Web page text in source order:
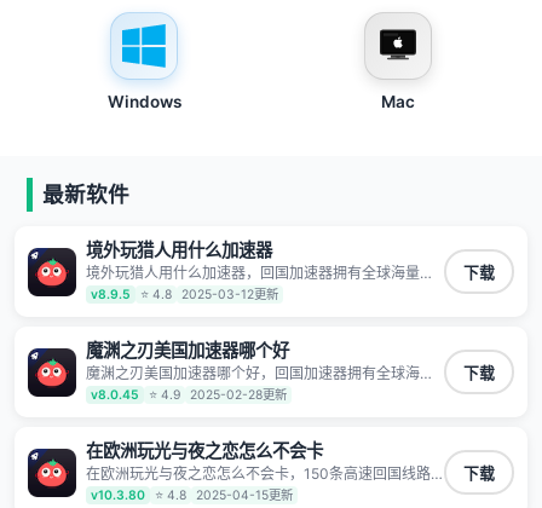
Windows Mac
最新软件
境外玩猎人用什么加速器
境外玩猎人用什么加速器，回国加速器拥有全球海量节
点覆盖，运营商专线不卡顿超稳定，专为海外华人和留
学生打造，帮助海外华人免除地域限制，随时高速稳定
v8.9.5 ⭐ 4.8 2025-03-12更新
下载
魔渊之刃美国加速器哪个好
魔渊之刃美国加速器哪个好，回国加速器拥有全球海量
节点覆盖，运营商专线不卡顿超稳定，专为海外华人和
留学生打造，帮助海外华人免除地域限制，随时高速稳
v8.0.45 ⭐ 4.9 2025-02-28更新
下载
在欧洲玩光与夜之恋怎么不会卡
在欧洲玩光与夜之恋怎么不会卡，150条高速回国线路
自有高速中转节点 无需注册 一键连接 提供高速线路 应
v10.3.80 ⭐ 4.8 2025-04-15更新
下载